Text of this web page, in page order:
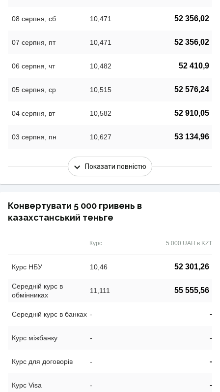
08 серпня, сб 10,471 52 356,02
07 серпня, пт 10,471 52 356,02
06 серпня, чт 10,482 52 410,9
05 серпня, ср 10,515 52 576,24
04 серпня, вт 10,582 52 910,05
03 серпня, пн 10,627 53 134,96
Показати повністю
Конвертувати 5 000 гривень в
казахстанський теньге
Курс 5 000 UAH в KZT
Курс НБУ 10,46 52 301,26
Середній курс в
обмінниках
11,111 55 555,56
Середній курс в банках - -
Курс міжбанку - -
Курс для договорів - -
Курс Visa - -